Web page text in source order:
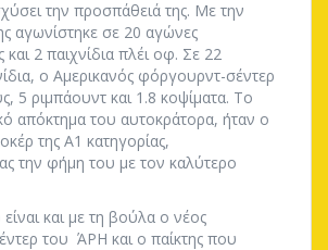
την προσπάθειά της. Με την
αγωνίστηκε σε 20 αγώνες
2 παιχνίδια πλέι οφ. Σε 22
ο Αμερικανός φόργουρντ-σέντερ
5 ριμπάουντ και 1.8 κοψίματα. Το
απόκτημα του αυτοκράτορα, ήταν ο
της Α1 κατηγορίας,
την φήμη του με τον καλύτερο
και με τη βούλα ο νέος
του ΆΡΗ και ο παίκτης που